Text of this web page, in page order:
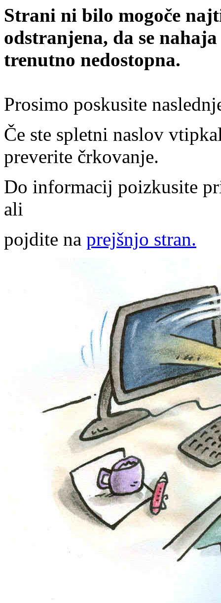
Strani ni bilo mogoče
odstranjena, da se
trenutno nedostopna.
Prosimo poskusite
Če ste spletni naslov
preverite črkovanje.
Do informacij poizkusite
ali
pojdite na prejšnjo stran.